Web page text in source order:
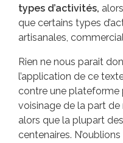
types d’activités,
que certains types
artisanales,
Rien ne nous parait
l’application de ce
contre une plateforme
voisinage de la part de
alors que la plupart
centenaires.